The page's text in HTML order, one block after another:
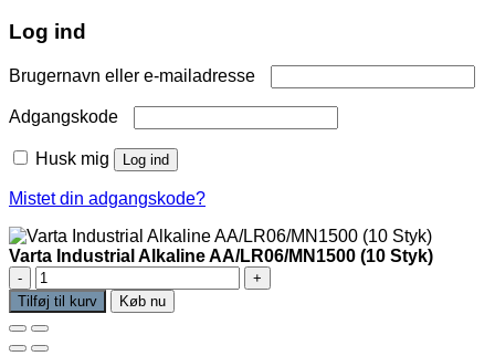
Log ind
Brugernavn eller e-mailadresse
Adgangskode
Husk mig Log ind
Mistet din adgangskode?
Varta Industrial Alkaline AA/LR06/MN1500 (10 Styk)
Varta Industrial
Alkaline
AA/LR06/MN1500
(10
Tilføj til kurv Køb nu